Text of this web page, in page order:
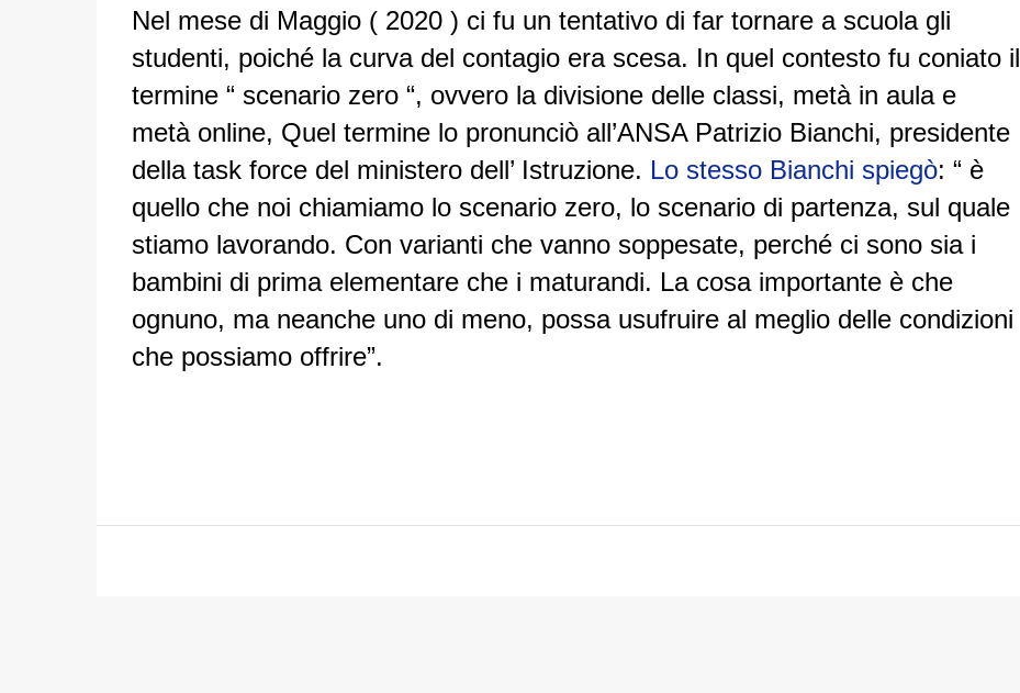
Nel mese di Maggio ( 2020 ) ci fu un tentativo di far tornare a scuola gli
studenti, poiché la curva del contagio era scesa. In quel contesto fu coniato il
termine “ scenario zero “, ovvero la divisione delle classi, metà in aula e
metà online, Quel termine lo pronunciò all’ANSA Patrizio Bianchi, presidente
della task force del ministero dell’ Istruzione. Lo stesso Bianchi spiegò: “ è
quello che noi chiamiamo lo scenario zero, lo scenario di partenza, sul quale
stiamo lavorando. Con varianti che vanno soppesate, perché ci sono sia i
bambini di prima elementare che i maturandi. La cosa importante è che
ognuno, ma neanche uno di meno, possa usufruire al meglio delle condizioni
che possiamo offrire”.